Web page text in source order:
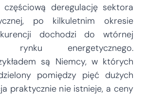
częściową deregulację sektora
po kilkuletnim okresie
dochodzi do wtórnej
rynku energetycznego.
są Niemcy, w których
pomiędzy pięć dużych
praktycznie nie istnieje, a ceny